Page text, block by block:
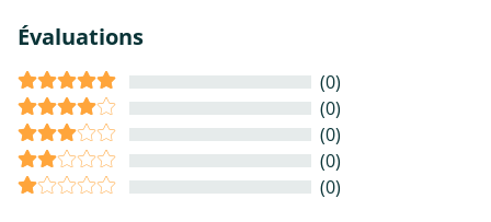
Évaluations
(0)
(0)
(0)
(0)
(0)